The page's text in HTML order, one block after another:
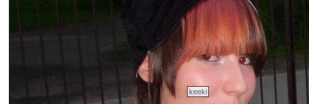
keeki